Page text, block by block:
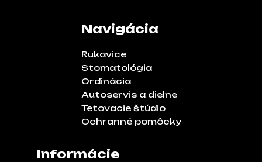
Navigácia
Rukavice
Stomatológia
Ordinácia
Autoservis a dielne
Tetovacie štúdio
Ochranné pomôcky
Informácie